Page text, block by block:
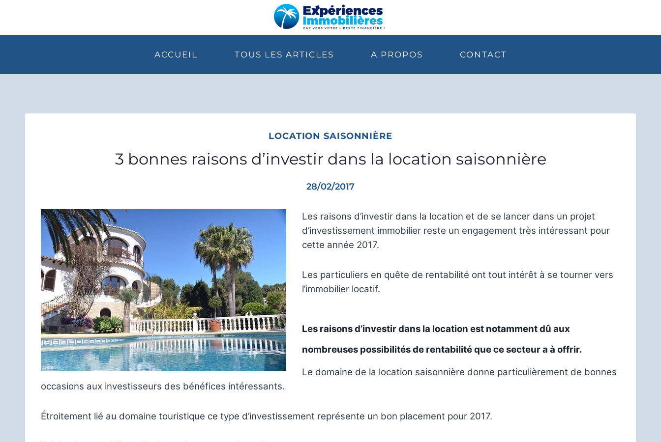
contenu
ACCUEIL TOUS LES ARTICLES A PROPOS CONTACT
LOCATION SAISONNIÈRE
3 bonnes raisons d’investir dans la location saisonnière
28/02/2017
Les raisons d’investir dans la location et de se lancer dans un projet
d’investissement immobilier reste un engagement très intéressant pour
cette année 2017.
Les particuliers en quête de rentabilité ont tout intérêt à se tourner vers
l’immobilier locatif.
Les raisons d’investir dans la location est notamment dû aux
nombreuses possibilités de rentabilité que ce secteur a à offrir.
Le domaine de la location saisonnière donne particulièrement de bonnes
occasions aux investisseurs des bénéfices intéressants.
Étroitement lié au domaine touristique ce type d’investissement représente un bon placement pour 2017.